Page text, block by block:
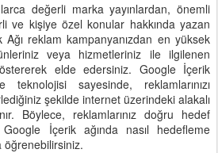
değerli marka yayınlardan, önemli
ve kişiye özel konular hakkında yazan
reklam kampanyanızdan en yüksek
veya hizmetleriniz ile ilgilenen
elde edersiniz. Google İçerik
teknolojisi sayesinde, reklamlarınızı
şekilde internet üzerindeki alakalı
Böylece, reklamlarınız doğru hedef
Google İçerik ağında nasıl hedefleme
öğrenebilirsiniz.